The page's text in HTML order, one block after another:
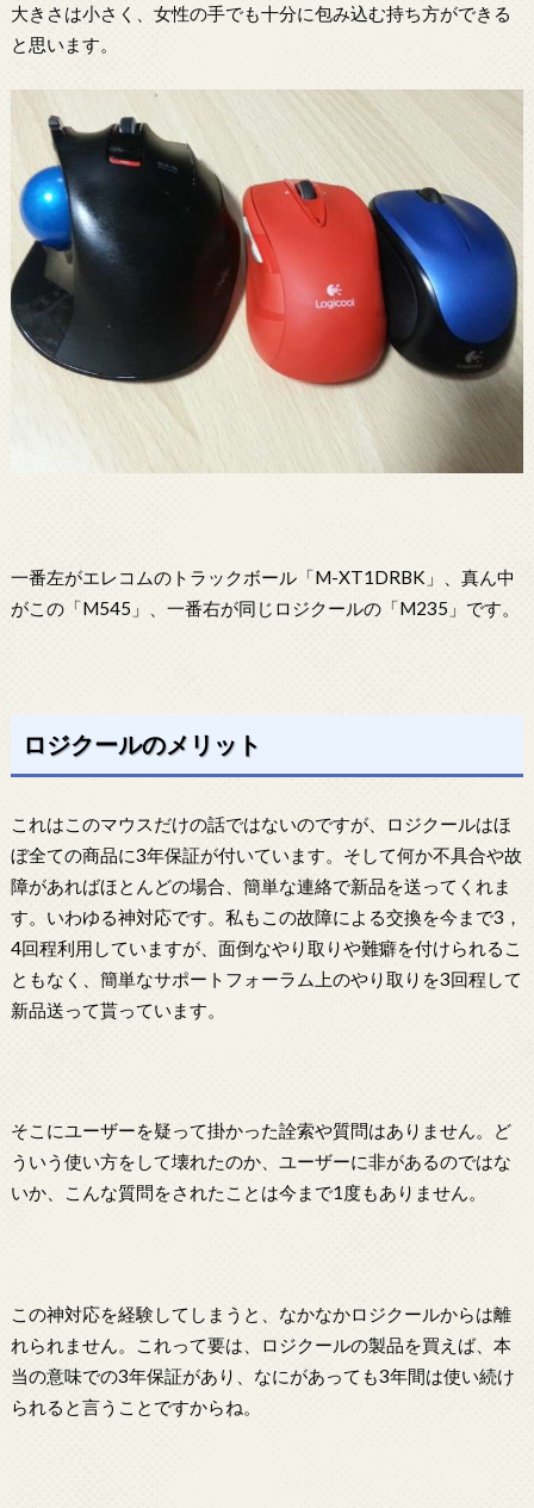
大きさは小さく、女性の手でも十分に包み込む持ち方ができる
と思います。
一番左がエレコムのトラックボール「M-XT1DRBK」、真ん中
がこの「M545」、一番右が同じロジクールの「M235」です。
ロジクールのメリット
これはこのマウスだけの話ではないのですが、ロジクールはほ
ぼ全ての商品に3年保証が付いています。そして何か不具合や故
障があればほとんどの場合、簡単な連絡で新品を送ってくれま
す。いわゆる神対応です。私もこの故障による交換を今まで3，
4回程利用していますが、面倒なやり取りや難癖を付けられるこ
ともなく、簡単なサポートフォーラム上のやり取りを3回程して
新品送って貰っています。
そこにユーザーを疑って掛かった詮索や質問はありません。ど
ういう使い方をして壊れたのか、ユーザーに非があるのではな
いか、こんな質問をされたことは今まで1度もありません。
この神対応を経験してしまうと、なかなかロジクールからは離
れられません。これって要は、ロジクールの製品を買えば、本
当の意味での3年保証があり、なにがあっても3年間は使い続け
られると言うことですからね。